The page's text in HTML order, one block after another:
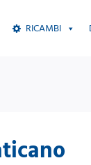
RICAMBI